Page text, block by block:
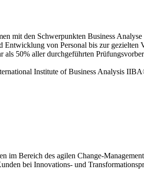
mit den Schwerpunkten Business Analyse
von Personal bis zur gezielten
50% aller durchgeführten
Institute of Business Analysis
Bereich des agilen Change-
bei Innovations- und